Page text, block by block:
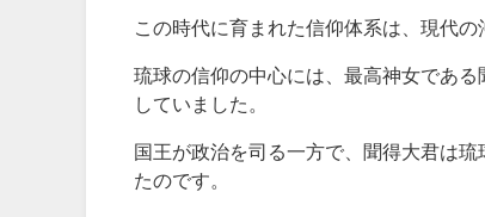
この時代に育まれた信仰体系は、現代
琉球の信仰の中心には、最高神女であ
していました。
国王が政治を司る一方で、聞得大君は
たのです。